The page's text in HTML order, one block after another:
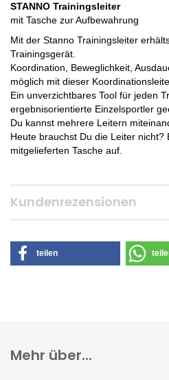
STANNO Trainingsleiter
mit Tasche zur Aufbewahrung
Mit der Stanno Trainingsleiter
Trainingsgerät.
Koordination, Beweglichkeit,
möglich mit dieser
Ein unverzichtbares Tool für jeden
ergebnisorientierte Einzelsportler
Du kannst mehrere Leitern
Heute brauchst Du die Leiter nicht?
mitgelieferten Tasche auf.
Kundenrezensionen
teilen
Mehr über...